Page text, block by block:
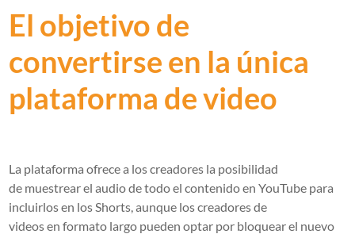
El objetivo de
convertirse en la única
plataforma de video
La plataforma ofrece a los creadores la posibilidad
de muestrear el audio de todo el contenidoen YouTube para
incluirlos en los Shorts, aunque los creadores de
videos en formato largo pueden optar por bloquear el nuevo